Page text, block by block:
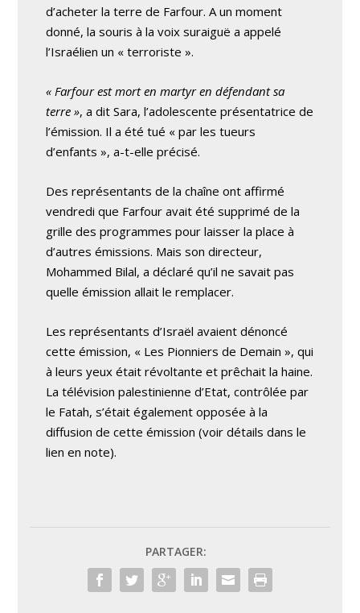
d’acheter la terre de Farfour. A un moment
donné, la souris à la voix suraiguë a appelé
l’Israélien un « terroriste ».
« Farfour est mort en martyr en défendant sa
terre », a dit Sara, l’adolescente présentatrice de
l’émission. Il a été tué « par les tueurs
d’enfants », a-t-elle précisé.
Des représentants de la chaîne ont affirmé
vendredi que Farfour avait été supprimé de la
grille des programmes pour laisser la place à
d’autres émissions. Mais son directeur,
Mohammed Bilal, a déclaré qu’il ne savait pas
quelle émission allait le remplacer.
Les représentants d’Israël avaient dénoncé
cette émission, « Les Pionniers de Demain », qui
à leurs yeux était révoltante et prêchait la haine.
La télévision palestinienne d’Etat, contrôlée par
le Fatah, s’était également opposée à la
diffusion de cette émission (voir détails dans le
lien en note).
PARTAGER: